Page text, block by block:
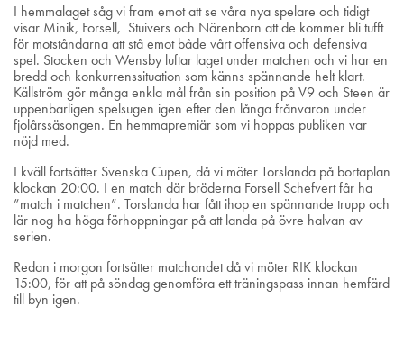
I hemmalaget såg vi fram emot att se våra nya spelare och tidigt
visar Minik, Forsell, Stuivers och Närenborn att de kommer bli tufft
för motståndarna att stå emot både vårt offensiva och defensiva
spel. Stocken och Wensby luftar laget under matchen och vi har en
bredd och konkurrenssituation som känns spännande helt klart.
Källström gör många enkla mål från sin position på V9 och Steen är
uppenbarligen spelsugen igen efter den långa frånvaron under
fjolårssäsongen. En hemmapremiär som vi hoppas publiken var
nöjd med.
I kväll fortsätter Svenska Cupen, då vi möter Torslanda på bortaplan
klockan 20:00. I en match där bröderna Forsell Schefvert får ha
”match i matchen”. Torslanda har fått ihop en spännande trupp och
lär nog ha höga förhoppningar på att landa på övre halvan av
serien.
Redan i morgon fortsätter matchandet då vi möter RIK klockan
15:00, för att på söndag genomföra ett träningspass innan hemfärd
till byn igen.